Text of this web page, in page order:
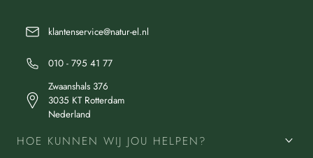
klantenservice@natur-el.nl
010 - 795 41 77
Zwaanshals 376
3035 KT Rotterdam
Nederland
HOE KUNNEN WIJ JOU HELPEN?